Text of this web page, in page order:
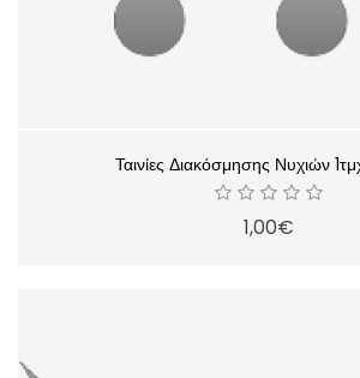
Ταινίες Διακόσμησης Νυχιών
1,00€